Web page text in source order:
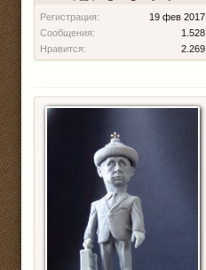
Регистрация:
19 фев 2017
Сообщения:
1.528
Нравится:
2.269